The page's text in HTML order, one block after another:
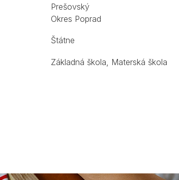
Prešovský
Okres Poprad
Štátne
Základná škola Materská škola